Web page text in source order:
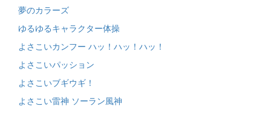
夢のカラーズ
ゆるゆるキャラクター体操
よさこいカンフー ハッ！ハッ！ハッ！
よさこいパッション
よさこいブギウギ！
よさこい雷神 ソーラン風神